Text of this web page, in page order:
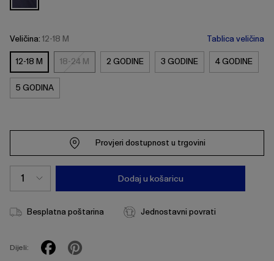
Veličina: 12-18 M Tablica veličina
12-18 M 18-24 M
18- 2 GODINE 3 GODINE 4 GODINE
5 GODINA
Provjeri dostupnost u trgovini
Dodaj u košaricu
Besplatna poštarina Jednostavni povrati
Dijeli: